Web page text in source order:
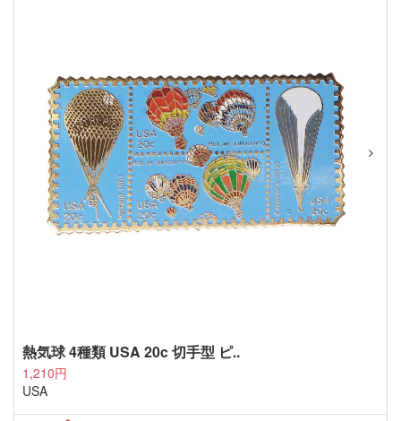
熱気球 4種類 USA 20c 切手型 ピ..
1,210円
USA